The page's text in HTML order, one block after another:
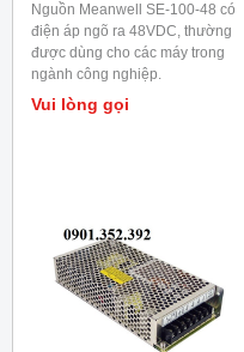
Nguồn Meanwell SE-100-48 có
điện áp ngõ ra 48VDC, thường
được dùng cho các máy trong
ngành công nghiệp.
Vui lòng gọi